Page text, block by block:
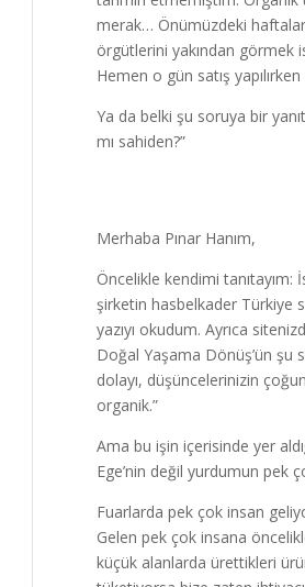
merak… Önümüzdeki
örgütlerini yakından görmek
Hemen o gün satış
Ya da belki şu soruya bir
mı sahiden?”
Merhaba Pınar Hanım,
Öncelikle kendimi
şirketin hasbelkader Türkiye
yazıyı okudum. Ayrıca
Doğal Yaşama Dönüş’ün şu
dolayı, düşüncelerinizin
organik.”
Ama bu işin içerisinde yer
Ege’nin değil yurdumun pek
Fuarlarda pek çok insan
Gelen pek çok insana
küçük alanlarda ürettikleri